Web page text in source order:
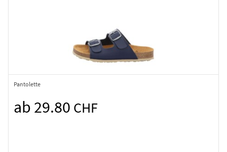
Pantolette
ab 29.80 CHF